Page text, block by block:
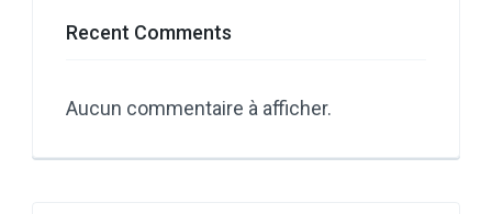
Recent Comments
Aucun commentaire à afficher.